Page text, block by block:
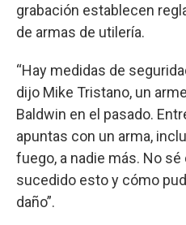
grabación establecen
de armas de utilería.
“Hay medidas de
dijo Mike Tristano, un
Baldwin en el pasado.
apuntas con un arma,
fuego, a nadie más. No
sucedido esto y cómo
daño”.